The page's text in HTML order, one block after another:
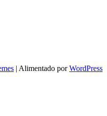
| Alimentado porWordPress